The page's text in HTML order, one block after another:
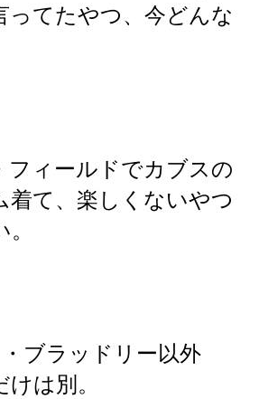
ってたやつ、今どんな
フィールドでカブスの
着て、楽しくないやつ
ブラッドリー以外
は別。